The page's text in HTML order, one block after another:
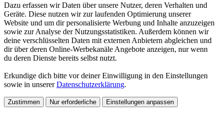
Dazu erfassen wir Daten über unsere Nutzer, deren Verhalten und
Geräte. Diese nutzen wir zur laufenden Optimierung unserer
Website und um dir personalisierte Werbung und Inhalte anzuzeigen
sowie zur Analyse der Nutzungsstatistiken. Außerdem können wir
deine verschlüsselten Daten mit externen Anbietern abgleichen und
dir über deren Online-Werbekanäle Angebote anzeigen, nur wenn
du deren Dienste bereits selbst nutzt.
Erkundige dich bitte vor deiner Einwilligung in den Einstellungen
sowie in unsererDatenschutzerklärung.
Zustimmen Nur erforderliche Einstellungen anpassen